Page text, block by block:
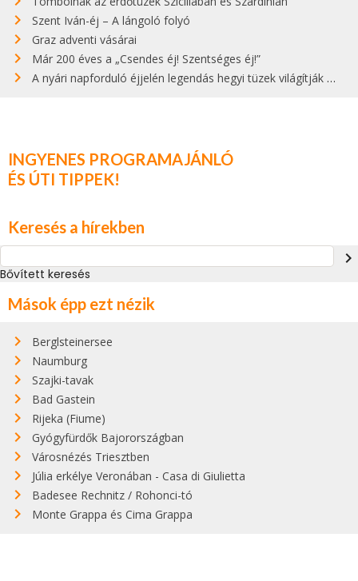
Szent Iván-éj – A lángoló folyó
Graz adventi vásárai
Már 200 éves a „Csendes éj! Szentséges éj!”
A nyári napforduló éjjelén legendás hegyi tüzek világítják meg Zugspitzét
INGYENES PROGRAMAJÁNLÓ
ÉS ÚTI TIPPEK!
Keresés a hírekben
navigate_next
Bővített keresés
Mások épp ezt nézik
Berglsteinersee
Naumburg
Szajki-tavak
Bad Gastein
Rijeka (Fiume)
Gyógyfürdők Bajorországban
Városnézés Triesztben
Júlia erkélye Veronában - Casa di Giulietta
Badesee Rechnitz / Rohonci-tó
Monte Grappa és Cima Grappa